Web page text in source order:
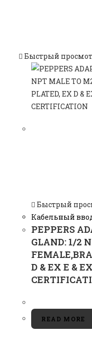
Быстрый
Быстрый
Кабельный
PEPPERS
GLAND: 1/2
D & EX E &
READ MORE